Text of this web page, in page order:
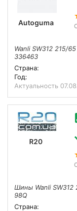
Autoguma
Wanli SW312 215/
336463
Страна:
Год:
Актуальность
R20
Шины Wanli SW312
98Q
Страна: